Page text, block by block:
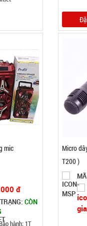
mic
đ
CÒN
hành: 1T
Micro
T200 )